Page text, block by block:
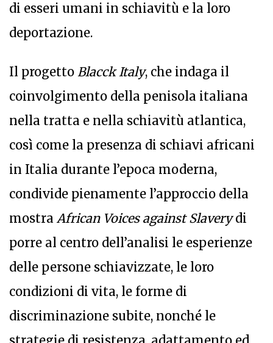
di esseri umani in schiavitù e la loro
deportazione.
Il progetto Blacck Italy, che indaga il
coinvolgimento della penisola italiana
nella tratta e nella schiavitù atlantica,
così come la presenza di schiavi africani
in Italia durante l’epoca moderna,
condivide pienamente l’approccio della
mostra African Voices against Slaverydi
porre al centro dell’analisi le esperienze
delle persone schiavizzate, le loro
condizioni di vita, le forme di
discriminazione subite, nonché le